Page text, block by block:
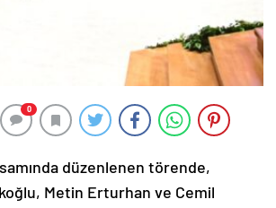
0
düzenlenen törende,
Metin Erturhan ve Cemil